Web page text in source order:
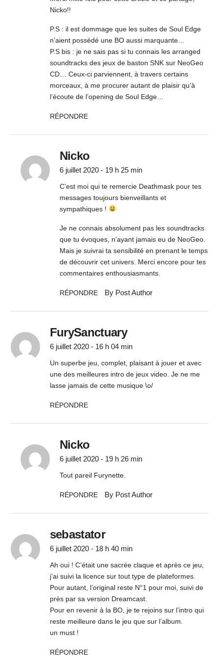
Nicko!!
P.S : il est dommage que les suites de Soul Edge
n’aient possédé une BO aussi marquante…
P.S bis : je ne sais pas si tu connais les arranged
soundtracks des jeux de baston SNK sur NeoGeo
CD… Ceux-ci parviennent, à travers certains
morceaux, à me procurer autant de plaisir qu’à
l’écoute de l’opening de Soul Edge…
RÉPONDRE
Nicko
6 juillet 2020 - 19 h 25 min
C’est moi qui te remercie Deathmask pour tes
messages toujours bienveillants et
sympathiques !
Je ne connais absolument pas les soundtracks
que tu évoques, n’ayant jamais eu de NeoGeo.
Mais je suivrai ta sensibilité en prenant le temps
de découvrir cet univers. Merci encore pour tes
commentaires enthousiasmants.
RÉPONDRE By Post Author
FurySanctuary
6 juillet 2020 - 16 h 04 min
Un superbe jeu, complet, plaisant à jouer et avec
une des meilleures intro de jeux video. Je ne me
lasse jamais de cette musique \o/
RÉPONDRE
Nicko
6 juillet 2020 - 19 h 26 min
Tout pareil Furynette.
RÉPONDRE By Post Author
sebastator
6 juillet 2020 - 18 h 40 min
Ah oui ! C’était une sacrée claque et après ce jeu,
j’ai suivi la licence sur tout type de plateformes.
Pour autant, l’original reste N°1 pour moi, suivi de
près par sa version Dreamcast.
Pour en revenir à la BO, je te rejoins sur l’intro qui
reste meilleure dans le jeu que sur l’album.
un must !
RÉPONDRE